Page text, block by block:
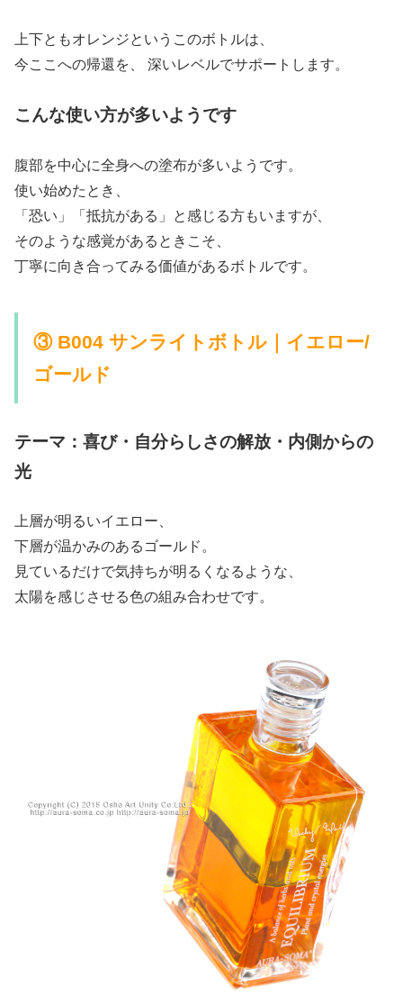
上下ともオレンジというこのボトルは、
今ここへの帰還を、 深いレベルでサポートします。
こんな使い方が多いようです
腹部を中心に全身への塗布が多いようです。
使い始めたとき、
「恐い」「抵抗がある」と感じる方もいますが、
そのような感覚があるときこそ、
丁寧に向き合ってみる価値があるボトルです。
③ B004 サンライトボトル｜イエロー/
ゴールド
テーマ：喜び・自分らしさの解放・内側からの
光
上層が明るいイエロー、
下層が温かみのあるゴールド。
見ているだけで気持ちが明るくなるような、
太陽を感じさせる色の組み合わせです。